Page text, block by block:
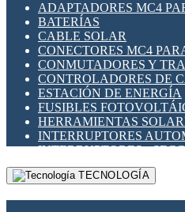
ADAPTADORES MC4
BATERÍAS
CABLE SOLAR
CONECTORES MC4
CONMUTADORES Y
CONTROLADORES DE
ESTACIÓN DE ENERGÍA
FUSIBLES
HERRAMIENTAS
INTERRUPTORES
INTERRUPTORES -
FOTOVOLTÁICOS
MONTAJE PANEL SOLAR
TECNOLOGÍA